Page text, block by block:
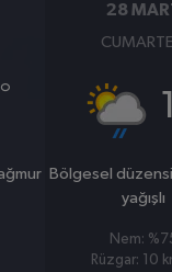
°
28
Bölgesel
yağışlı
Nem:
Rüzgar: 10